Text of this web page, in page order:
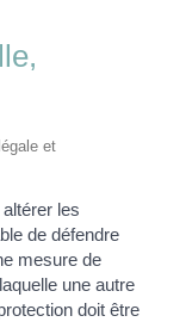
et
les
de défendre
mesure de
une autre
doit être